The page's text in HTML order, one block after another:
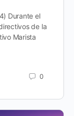
Durante el
de la
Marista
0